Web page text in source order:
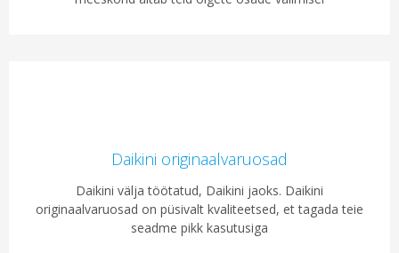
Daikini originaalvaruosad
Daikini välja töötatud, Daikini jaoks. Daikini
originaalvaruosad on püsivalt kvaliteetsed, et tagada teie
seadme pikk kasutusiga